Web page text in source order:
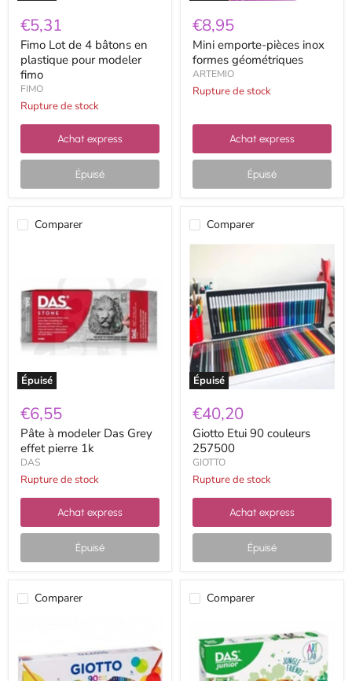
€5,31
Fimo Lot de 4 bâtons en
plastique pour modeler
fimo
FIMO
Rupture de stock
Achat express
Épuisé
€8,95
Mini emporte-pièces inox
formes géométriques
ARTEMIO
Rupture de stock
Achat express
Épuisé
Comparer
Épuisé
Das
Grey
effet
pierre
1k
€6,55
Pâte à modeler Das Grey
effet pierre 1k
DAS
Rupture de stock
Achat express
Épuisé
Comparer
Épuisé
Giotto
90
couleurs
257500
€40,20
Giotto Etui 90 couleurs
257500
GIOTTO
Rupture de stock
Achat express
Épuisé
Comparer
270200
Aquarelles
Comparer
Junior
art
Lab
Amis